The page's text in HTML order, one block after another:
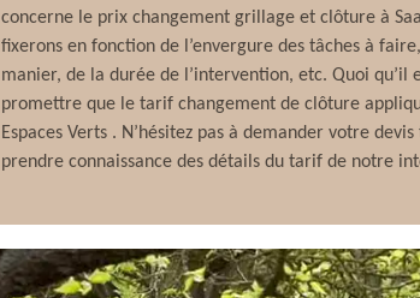
concerne le prix changement grillage et clôture à
fixerons en fonction de l’envergure des tâches à
manier, de la durée de l’intervention, etc. Quoi qu’il
promettre que le tarif changement de clôture
Espaces Verts . N’hésitez pas à demander votre
prendre connaissance des détails du tarif de notre